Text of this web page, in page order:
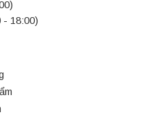
- 18:00)